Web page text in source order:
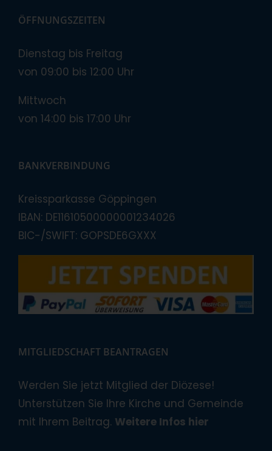
ÖFFNUNGSZEITEN
Dienstag bis Freitag
von 09:00 bis 12:00 Uhr
Mittwoch
von 14:00 bis 17:00 Uhr
BANKVERBINDUNG
Kreissparkasse Göppingen
IBAN: DE11610500000001234026
BIC-/SWIFT: GOPSDE6GXXX
MITGLIEDSCHAFT BEANTRAGEN
Werden Sie jetzt Mitglied der Diözese!
Unterstützen Sie Ihre Kirche und Gemeinde
mit Ihrem Beitrag. Weitere Infos hier